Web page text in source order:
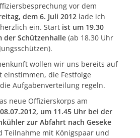
vor dem
dem 6. Juli 2012 lade ich
ein. Start ist um 19.30
der Schützenhalle (ab 18.30 Uhr
wollen wir uns bereits auf
einstimmen, die Festfolge
Aufgabenverteilung regeln.
neue Offizierskorps am
um 11.45 Uhr bei der
zur Abfahrt nach Geseke
Teilnahme mit Königspaar und